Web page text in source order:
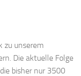
zu unserem
Die aktuelle Folge
bisher nur 3500